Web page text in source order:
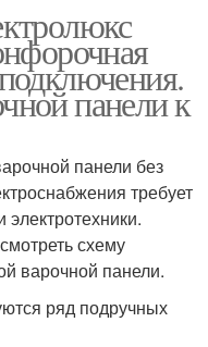
панель
панели к
панели без
требует
схему
варочной панели.
ряд подручных